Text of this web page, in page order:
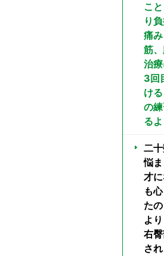
こ
り
痛
筋
治
3回
け
の
る
二
悩
才
も
た
よ
右
さ